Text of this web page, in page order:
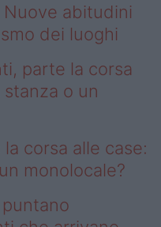
Nuove abitudini
dei luoghi
parte la corsa
o un
corsa alle case:
monolocale?